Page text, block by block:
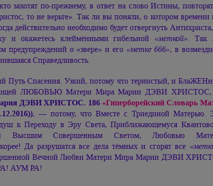
захотят по-прежнему, в ответ на слово Истины,
то не верьте». Так ли вы поняли, о котором времени
действительно необходимо будет отвергнуть
и окажетесь клеймёнными гибельной «меткой». Так
предупреждений о «звере» и его «метке 666», в
Справедливость.
Спасения. Узкий, потому что тернистый, и
ЛЮБОВЬЮ Матери МираМарии ДЭВИ ХРИСТОС,
ДЭВИ ХРИСТОС. 186 «Гиперборейский Словарь
, — потому, что Вместе с Триединой Матерью.
к Переходу в Эру Света, Приближающемуся
Высшим Совершенным Светом, Любовью
Да разрушатся все дела тёмных и сгорят все
Вечной Любви Матери Мира Марии ДЭВИ
АУМ РА!